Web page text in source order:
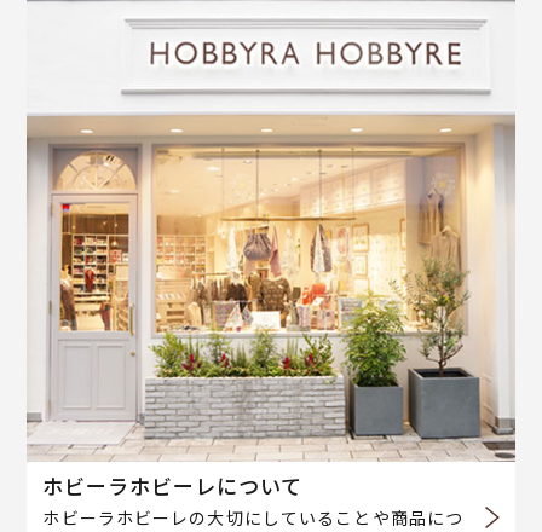
ホビーラホビーレについて
ホビーラホビーレの大切にしていることや商品につ